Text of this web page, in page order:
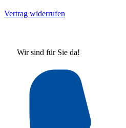
Vertrag widerrufen
Wir sind für Sie da!